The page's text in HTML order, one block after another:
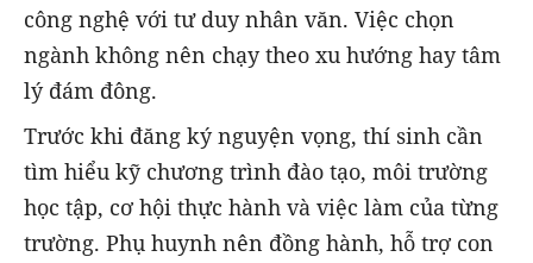
công nghệ với tư duy nhân văn. Việc chọn
ngành không nên chạy theo xu hướng hay tâm
lý đám đông.
Trước khi đăng ký nguyện vọng, thí sinh cần
tìm hiểu kỹ chương trình đào tạo, môi trường
học tập, cơ hội thực hành và việc làm của từng
trường. Phụ huynh nên đồng hành, hỗ trợ con